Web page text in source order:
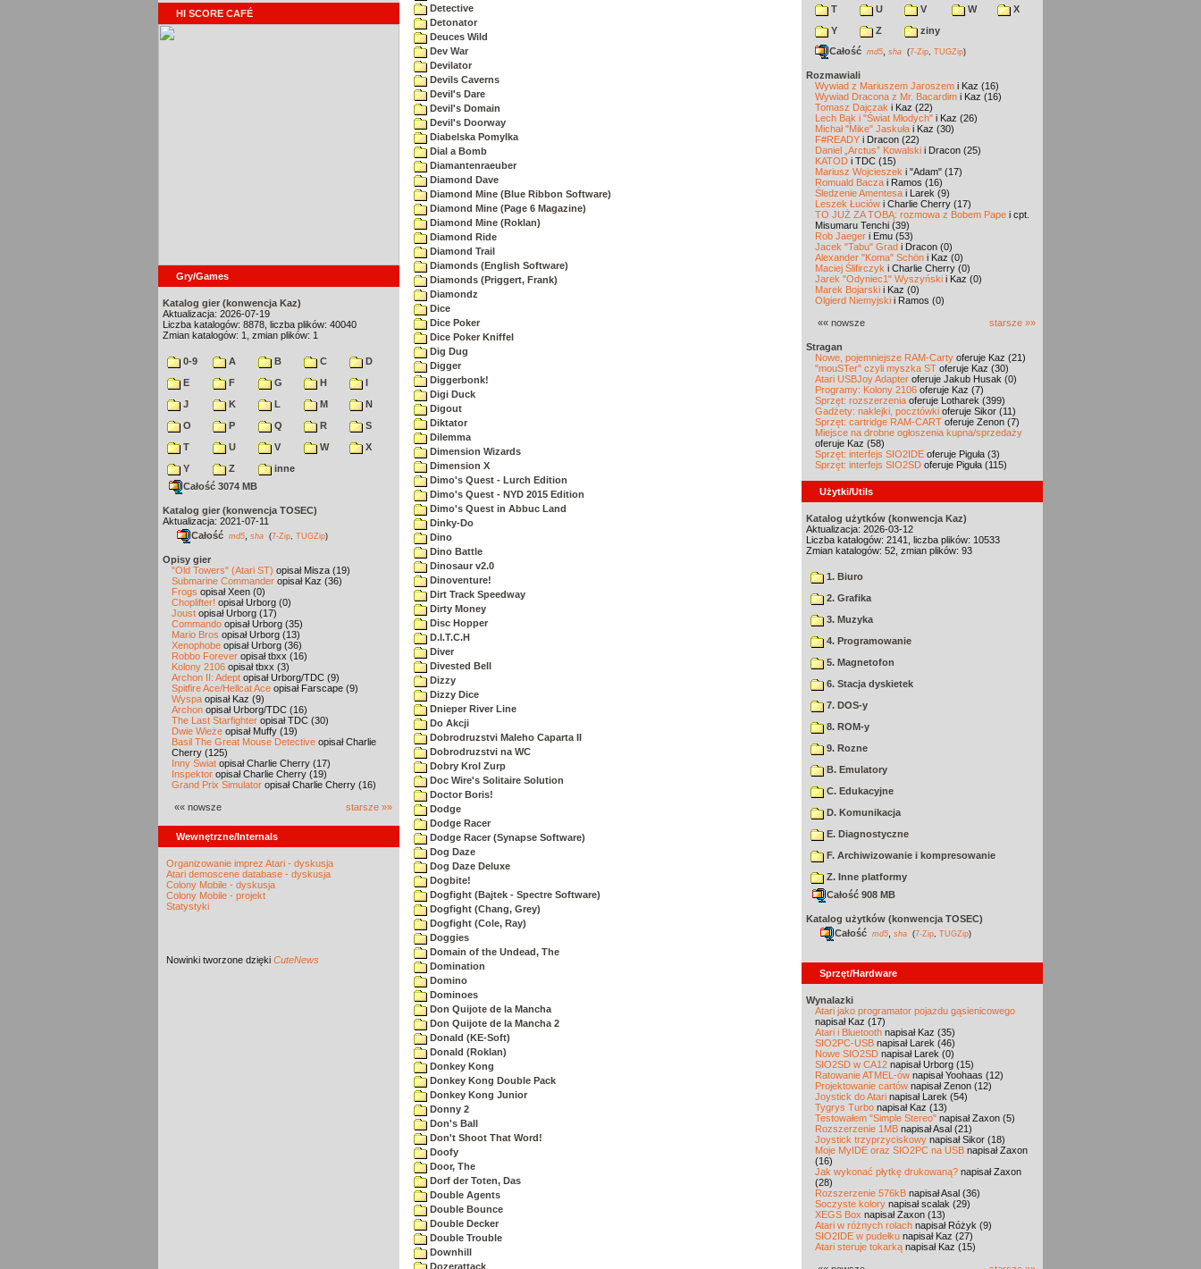
HI SCORE CAFÉ
Gry/Games
Katalog gier (konwencja Kaz)
Aktualizacja: 2026-07-19
Liczba katalogów: 8878, liczba plików: 40040
Zmian katalogów: 1, zmian plików: 1
0-9 A B C
D
E
F G H
I
J
K L M
N
O
P Q R
S
T
U V W
X
Y
Z
inne
Całość 3074 MB
Katalog gier (konwencja TOSEC)
Aktualizacja: 2021-07-11
Całość md5 sha (7-Zip TUGZip)
Opisy gier
"Old Towers" (Atari ST) opisał Misza (19)
Submarine Commander opisał Kaz (36)
Frogs opisał Xeen (0)
Choplifter! opisał Urborg (0)
Joust opisał Urborg (17)
Commando opisał Urborg (35)
Mario Bros opisał Urborg (13)
Xenophobe opisał Urborg (36)
Robbo Forever opisał tbxx (16)
Kolony 2106 opisał tbxx (3)
Archon II: Adept opisał Urborg/TDC (9)
Spitfire Ace/Hellcat Ace opisał Farscape (9)
Wyspa opisał Kaz (9)
Archon opisał Urborg/TDC (16)
The Last Starfighter opisał TDC (30)
Dwie Wieże opisał Muffy (19)
Basil The Great Mouse Detective opisał Charlie
Cherry (125)
Inny Świat opisał Charlie Cherry (17)
Inspektor opisał Charlie Cherry (19)
Grand Prix Simulator opisał Charlie Cherry (16)
«« nowsze starsze »»
Wewnętrzne/Internals
Organizowanie imprez Atari - dyskusja
Atari demoscene database - dyskusja
Colony Mobile - dyskusja
Colony Mobile - projekt
Statystyki
Nowinki tworzone dzięki CuteNews
Detective
Detonator
Deuces Wild
Dev War
Devilator
Devils Caverns
Devil's Dare
Devil's Domain
Devil's Doorway
Diabelska Pomylka
Dial a Bomb
Diamantenraeuber
Diamond Dave
Diamond Mine (Blue Ribbon Software)
Diamond Mine (Page 6 Magazine)
Diamond Mine (Roklan)
Diamond Ride
Diamond Trail
Diamonds (English Software)
Diamonds (Priggert, Frank)
Diamondz
Dice
Dice Poker
Dice Poker Kniffel
Dig Dug
Digger
Diggerbonk!
Digi Duck
Digout
Diktator
Dilemma
Dimension Wizards
Dimension X
Dimo's Quest - Lurch Edition
Dimo's Quest - NYD 2015 Edition
Dimo's Quest in Abbuc Land
Dinky-Do
Dino
Dino Battle
Dinosaur v2.0
Dinoventure!
Dirt Track Speedway
Dirty Money
Disc Hopper
D.I.T.C.H
Diver
Divested Bell
Dizzy
Dizzy Dice
Dnieper River Line
Do Akcji
Dobrodruzstvi Maleho Caparta II
Dobrodruzstvi na WC
Dobry Krol Zurp
Doc Wire's Solitaire Solution
Doctor Boris!
Dodge
Dodge Racer
Dodge Racer (Synapse Software)
Dog Daze
Dog Daze Deluxe
Dogbite!
Dogfight (Bajtek - Spectre Software)
Dogfight (Chang, Grey)
Dogfight (Cole, Ray)
Doggies
Domain of the Undead, The
Domination
Domino
Dominoes
Don Quijote de la Mancha
Don Quijote de la Mancha 2
Donald (KE-Soft)
Donald (Roklan)
Donkey Kong
Donkey Kong Double Pack
Donkey Kong Junior
Donny 2
Don's Ball
Don't Shoot That Word!
Doofy
Door, The
Dorf der Toten, Das
Double Agents
Double Bounce
Double Decker
Double Trouble
Downhill
Dozerattack
T
U V W
X
Y
Z
ziny
Całość md5 sha (7-Zip TUGZip)
Rozmawiali
Wywiad z Mariuszem Jaroszem i Kaz (16)
Wywiad Dracona z Mr. Bacardim i Kaz (16)
Tomasz Dajczak i Kaz (22)
Lech Bąk i "Świat Młodych" i Kaz (26)
Michał "Mike" Jaskuła i Kaz (30)
F#READY i Dracon (22)
Daniel „Arctus” Kowalski i Dracon (25)
KATOD i TDC (15)
Mariusz Wojcieszek i "Adam" (17)
Romuald Bacza i Ramos (16)
Śledzenie Amentesa i Larek (9)
Leszek Łuciów i Charlie Cherry (17)
TO JUŻ ZA TOBĄ: rozmowa z Bobem Pape i cpt.
Misumaru Tenchi (39)
Rob Jaeger i Emu (53)
Jacek "Tabu" Grad i Dracon (0)
Alexander "Koma" Schön i Kaz (0)
Maciej Ślifirczyk i Charlie Cherry (0)
Jarek "Odyniec1" Wyszyński i Kaz (0)
Marek Bojarski i Kaz (0)
Olgierd Niemyjski i Ramos (0)
«« nowsze starsze »»
Stragan
Nowe, pojemniejsze RAM-Carty oferuje Kaz (21)
"mouSTer" czyli myszka ST oferuje Kaz (30)
Atari USBJoy Adapter oferuje Jakub Husak (0)
Programy: Kolony 2106 oferuje Kaz (7)
Sprzęt: rozszerzenia oferuje Lotharek (399)
Gadżety: naklejki, pocztówki oferuje Sikor (11)
Sprzęt: cartridge RAM-CART oferuje Zenon (7)
Miejsce na drobne ogłoszenia kupna/sprzedaży
oferuje Kaz (58)
Sprzęt: interfejs SIO2IDE oferuje Piguła (3)
Sprzęt: interfejs SIO2SD oferuje Piguła (115)
Użytki/Utils
Katalog użytków (konwencja Kaz)
Aktualizacja: 2026-03-12
Liczba katalogów: 2141, liczba plików: 10533
Zmian katalogów: 52, zmian plików: 93
1. Biuro
2. Grafika
3. Muzyka
4. Programowanie
5. Magnetofon
6. Stacja dyskietek
7. DOS-y
8. ROM-y
9. Rozne
B. Emulatory
C. Edukacyjne
D. Komunikacja
E. Diagnostyczne
F. Archiwizowanie i kompresowanie
Z. Inne platformy
Całość 908 MB
Katalog użytków (konwencja TOSEC)
Całość md5 sha (7-Zip TUGZip)
Sprzęt/Hardware
Wynalazki
Atari jako programator pojazdu gąsienicowego
napisał Kaz (17)
Atari i Bluetooth napisał Kaz (35)
SIO2PC-USB napisał Larek (46)
Nowe SIO2SD napisał Larek (0)
SIO2SD w CA12 napisał Urborg (15)
Ratowanie ATMEL-ów napisał Yoohaas (12)
Projektowanie cartów napisał Zenon (12)
Joystick do Atari napisał Larek (54)
Tygrys Turbo napisał Kaz (13)
Testowałem "Simple Stereo" napisał Zaxon (5)
Rozszerzenie 1MB napisał Asal (21)
Joystick trzyprzyciskowy napisał Sikor (18)
Moje MyIDE oraz SIO2PC na USB napisał Zaxon
(16)
Jak wykonać płytkę drukowaną? napisał Zaxon
(28)
Rozszerzenie 576kB napisał Asal (36)
Soczyste kolory napisał scalak (29)
XEGS Box napisał Zaxon (13)
Atari w różnych rolach napisał Różyk (9)
SIO2IDE w pudełku napisał Kaz (27)
Atari steruje tokarką napisał Kaz (15)